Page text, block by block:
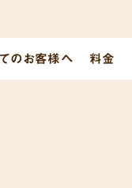
のお客様へ 料金